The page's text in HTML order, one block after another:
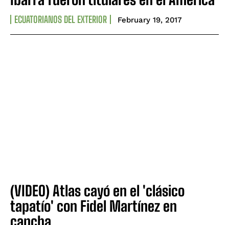
ECUATORIANOS DEL EXTERIOR February 19, 2017
(VIDEO) Atlas cayó en el 'clásico
tapatío' con Fidel Martínez en
cancha